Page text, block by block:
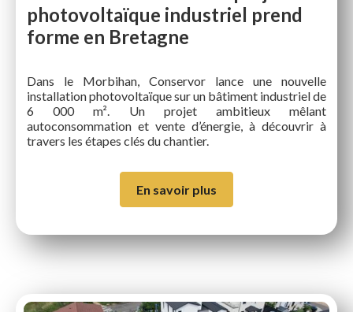
photovoltaïque industriel prend
forme en Bretagne
Dans le Morbihan, Conservor lance une nouvelle
installation photovoltaïque sur un bâtiment industriel de
6 000 m². Un projet ambitieux mêlant
autoconsommation et vente d’énergie, à découvrir à
travers les étapes clés du chantier.
En savoir plus